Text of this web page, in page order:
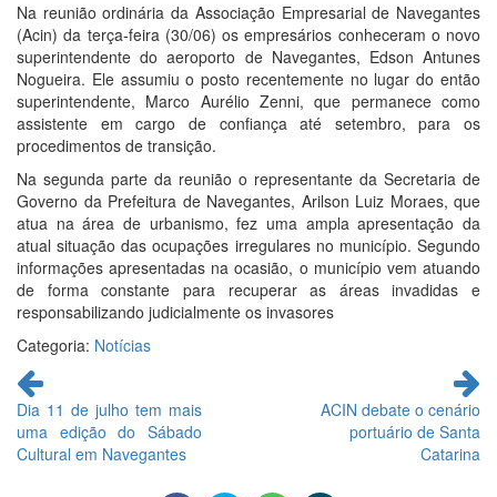
Na reunião ordinária da Associação Empresarial de Navegantes
(Acin) da terça-feira (30/06) os empresários conheceram o novo
superintendente do aeroporto de Navegantes, Edson Antunes
Nogueira. Ele assumiu o posto recentemente no lugar do então
superintendente, Marco Aurélio Zenni, que permanece como
assistente em cargo de confiança até setembro, para os
procedimentos de transição.
Na segunda parte da reunião o representante da Secretaria de
Governo da Prefeitura de Navegantes, Arilson Luiz Moraes, que
atua na área de urbanismo, fez uma ampla apresentação da
atual situação das ocupações irregulares no município. Segundo
informações apresentadas na ocasião, o município vem atuando
de forma constante para recuperar as áreas invadidas e
responsabilizando judicialmente os invasores
Categoria: Notícias
Continue
lendo
Dia 11 de julho tem mais
uma edição do Sábado
Cultural em Navegantes
ACIN debate o cenário
portuário de Santa
Catarina